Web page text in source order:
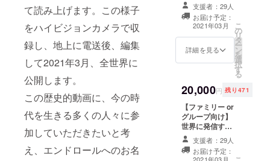
て読み上げます。この様子
をハイビジョンカメラで収
録し、地上に電送後、編集
して2021年3月、全世界に
公開します。
この歴史的動画に、今の時
代を生きる多くの人々に参
加していただきたいと考
え、エンドロールへのお名
（高知県）
や宇宙靴
ス）などを
2008年、山
高神代桜を
含む各地の
名桜や、サ
サユリ、コ
人ワンアースに
御連絡くださ
い）
ります ・2021年
3月にYoutube、
被災自治体の
ホームページな
信します ・リア
ル（集合）イベ
参加できません
（別途、一般財
団法人ワンアー
スに御連絡くだ
さい）
名前を並べて掲
載 ・支援時、必
ず備考欄にお名
前をご記入くだ
さい。 ・２名様
ンドルネーム等
は不可） ・匿名
ご希望の方は
「匿名希望」と
表記してくださ
い ・企業様は参
加できません
（別途、一般財
支援者：29人
お届け予定：
2021年03月
詳細を見る
こ
の
リ
タ
ー
ン
を
選
択
す
る
20,000円 残り471
【ファミリー or
グループ向け】
世界に発信する
動画エンドロー
ルへの最大５名
様までのお名前
支援者：29人
お届け予定：
2021年03月